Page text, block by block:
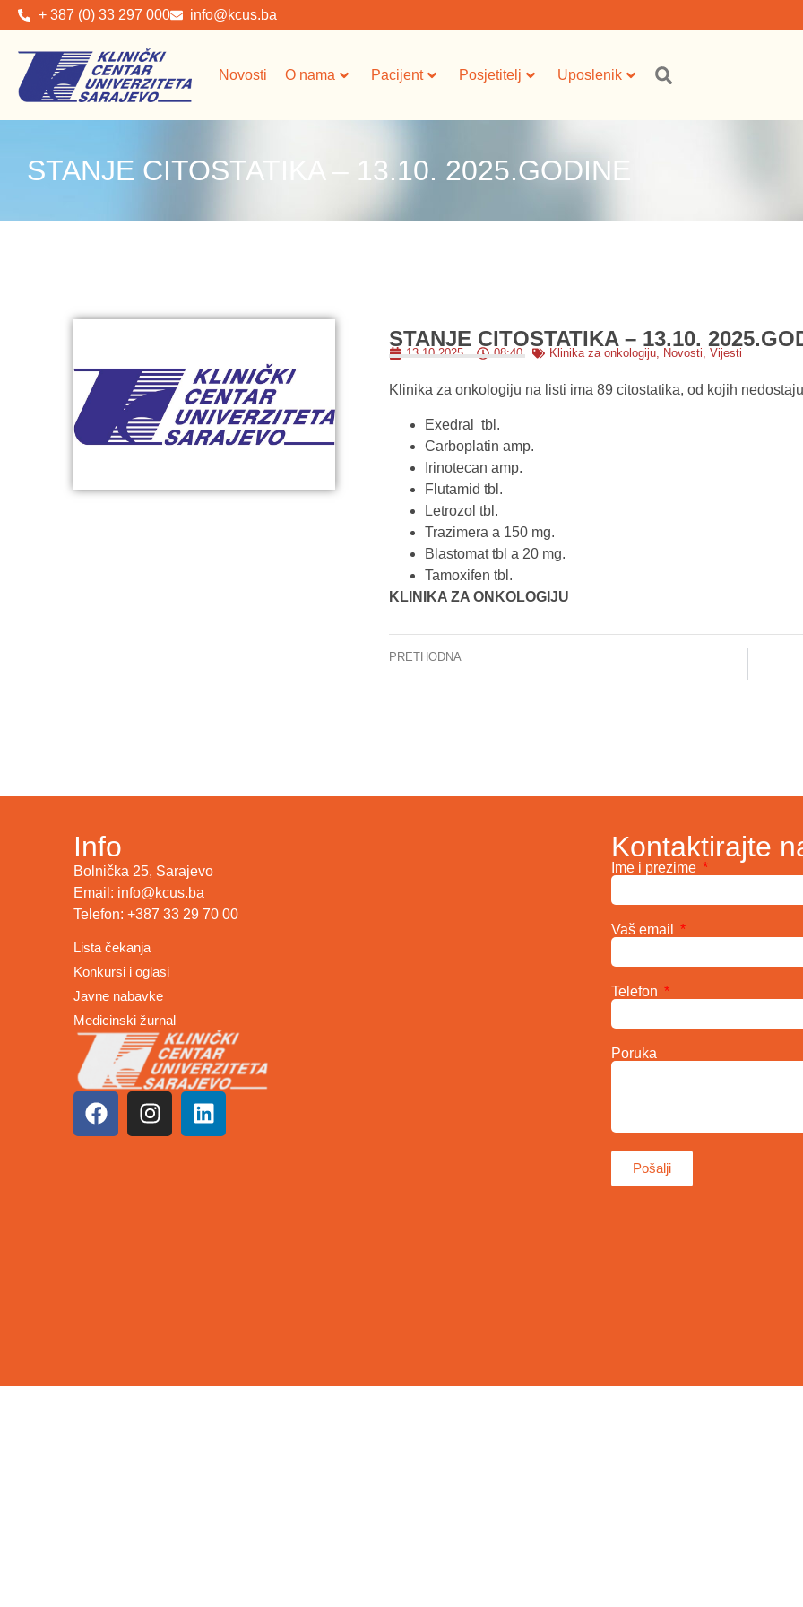
+ 387 (0) 33 297 000 info@kcus.ba
Novosti O nama Pacijent Posjetitelj Uposlenik
STANJE CITOSTATIKA – 13.10. 2025.GODINE
STANJE CITOSTATIKA – 13.10.
13.10.2025. 08:40 Klinika za onkologiju, Novosti,Vijesti
Klinika za onkologiju na listi ima 89 citostatika, od kojih
Exedral tbl.
Carboplatin amp.
Irinotecan amp.
Flutamid tbl.
Letrozol tbl.
Trazimera a 150 mg.
Blastomat tbl a 20 mg.
Tamoxifen tbl.
KLINIKA ZA ONKOLOGIJU
PRETHODNA
Info
Bolnička 25, Sarajevo
Email: info@kcus.ba
Telefon: +387 33 29 70 00
Lista čekanja
Konkursi i oglasi
Javne nabavke
Medicinski žurnal
Kontaktirajte
Ime i prezime
Vaš email
Telefon
Poruka
Pošalji